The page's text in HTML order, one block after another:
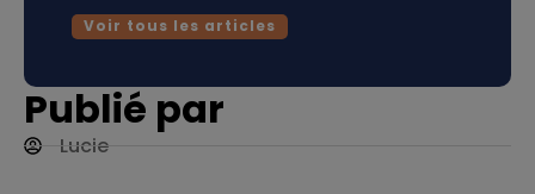
Voir tous les articles
Publié par
Lucie